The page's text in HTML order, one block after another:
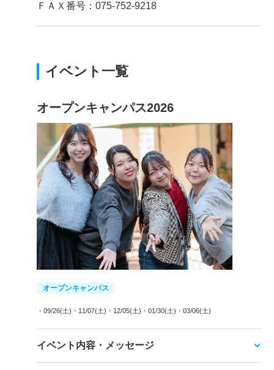
ＦＡＸ番号：075-752-9218
イベント一覧
オープンキャンパス2026
オープンキャンパス
・09/26(土) ・11/07(土) ・12/05(土) ・01/30(土) ・03/06(土)
イベント内容・メッセージ